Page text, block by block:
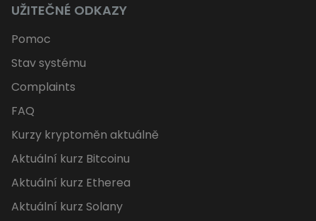
UŽITEČNÉ ODKAZY
Pomoc
Stav systému
Complaints
FAQ
Kurzy kryptoměn aktuálně
Aktuální kurz Bitcoinu
Aktuální kurz Etherea
Aktuální kurz Solany